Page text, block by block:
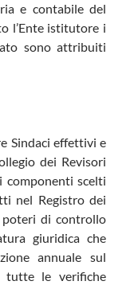
e contabile del
l’Ente istitutore i
sono attribuiti
Sindaci effettivi e
dei Revisori
componenti scelti
nel Registro dei
poteri di controllo
giuridica che
annuale sul
tutte le verifiche